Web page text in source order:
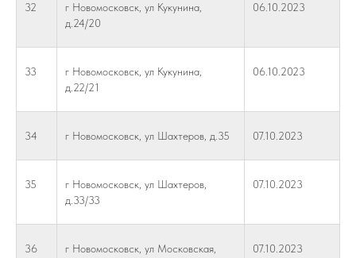
32
г Новомосковск, ул Кукунина,
д.24/20
06.10.2023
33
г Новомосковск, ул Кукунина,
д.22/21
06.10.2023
34 г Новомосковск, ул Шахтеров, д.35 07.10.2023
35
г Новомосковск, ул Шахтеров,
д.33/33
07.10.2023
36 г Новомосковск, ул Московская, 07.10.2023